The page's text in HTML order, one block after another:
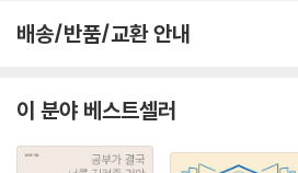
배송/반품/교환 안내
이 분야 베스트셀러